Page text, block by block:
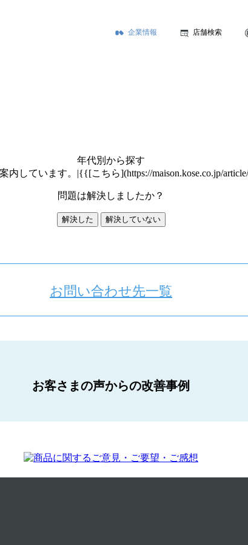
企業情報 店舗検索
年代別から探す
しています。|{{[こちら](https://maison.kose.co.jp/
問題は解決しましたか？
解決した 解決していない
お問い合わせ先一覧
お客さまの声からの改善事例